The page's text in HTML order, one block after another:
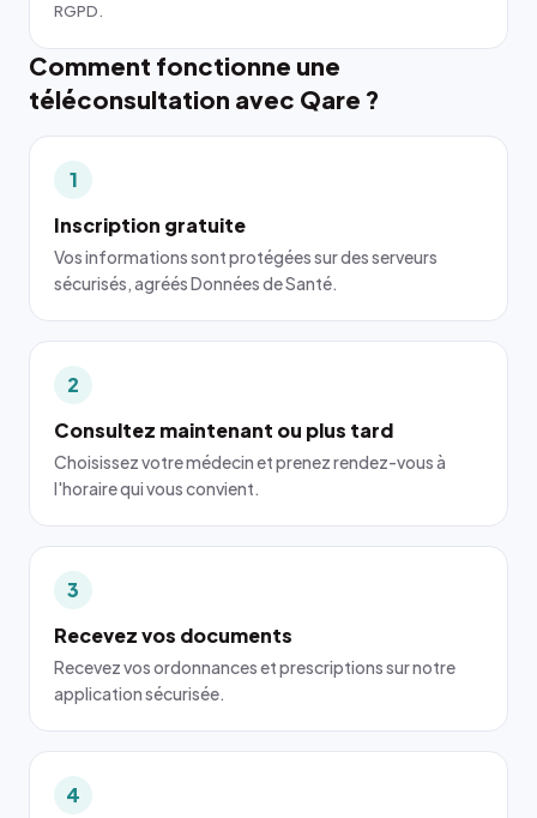
RGPD.
Comment fonctionne une
téléconsultation avec Qare ?
1
Inscription gratuite
Vos informations sont protégées sur des serveurs
sécurisés, agréés Données de Santé.
2
Consultez maintenant ou plus tard
Choisissez votre médecin et prenez rendez-vous à
l'horaire qui vous convient.
3
Recevez vos documents
Recevez vos ordonnances et prescriptions sur notre
application sécurisée.
4